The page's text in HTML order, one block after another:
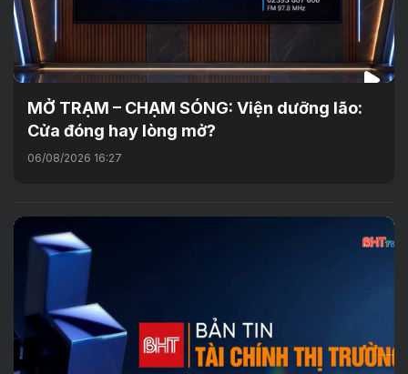
MỞ TRẠM – CHẠM SÓNG: Viện dưỡng lão:
Cửa đóng hay lòng mở?
06/08/2026 16:27